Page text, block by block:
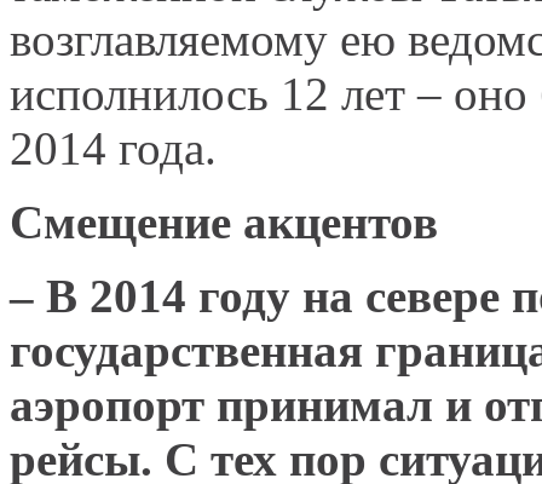
возглавляемому ею
исполнилось 12 лет –
2014 года.
Смещение акцентов
– В 2014 году на севере
государственная
аэропорт принимал и
рейсы. С тех пор